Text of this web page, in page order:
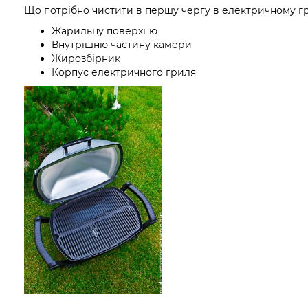
Що потрібно чистити в першу чергу в електричному
Жарильну поверхню
Внутрішню частину камери
Жирозбірник
Корпус електричного гриля